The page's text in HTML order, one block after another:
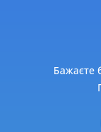
Бажаєте